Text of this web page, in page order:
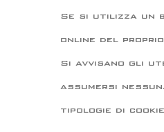
Se si utilizza un
online del
Si avvisano gli
assumersi
tipologie di